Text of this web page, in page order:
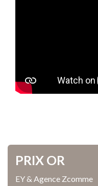
PRIX OR
EY & Agence Zcomme